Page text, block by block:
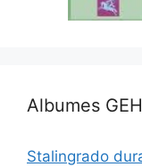
Albumes
Stalingrado